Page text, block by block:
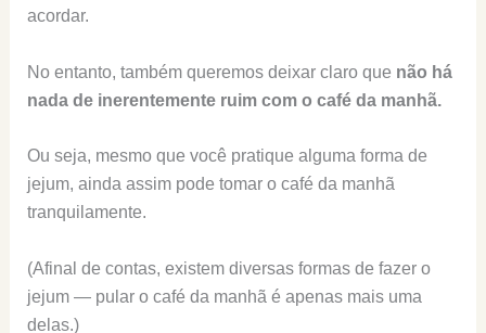
acordar.
No entanto, também queremos deixar claro que não há
nada de inerentemente ruim com o café da manhã.
Ou seja, mesmo que você pratique alguma forma de
jejum, ainda assim pode tomar o café da manhã
tranquilamente.
(Afinal de contas, existem diversas formas de fazer o
jejum — pular o café da manhã é apenas mais uma
delas.)